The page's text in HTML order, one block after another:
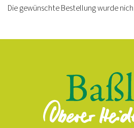
Die gewünschte Bestellung wurde